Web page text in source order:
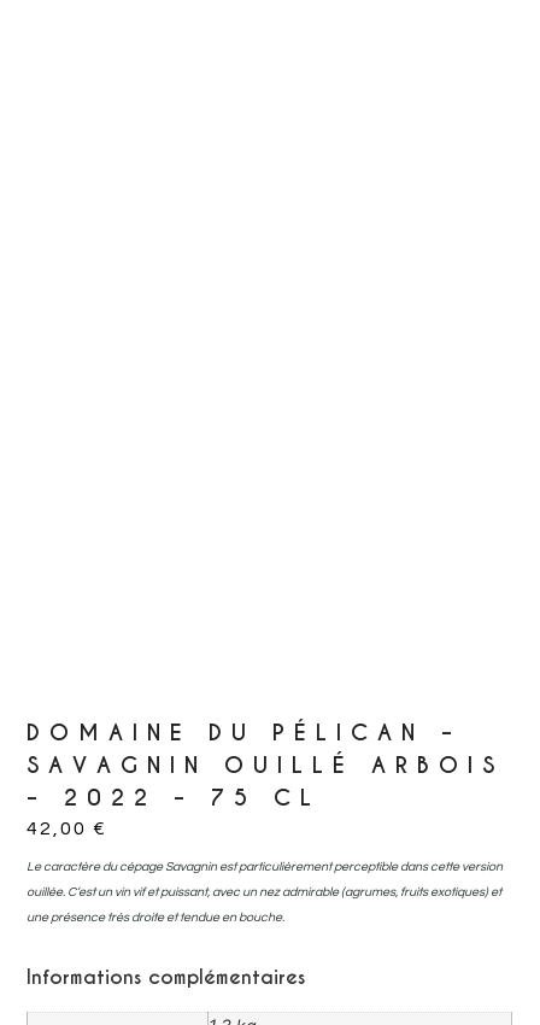
DOMAINE DU PÉLICAN –
SAVAGNIN OUILLÉ ARBOIS
– 2022 – 75 CL
42,00€
Le caractère du cépage Savagnin est particulièrement perceptible dans cette version
ouillée. C’est un vin vif et puissant, avec un nez admirable (agrumes, fruits exotiques) et
une présence très droite et tendue en bouche.
Informations complémentaires